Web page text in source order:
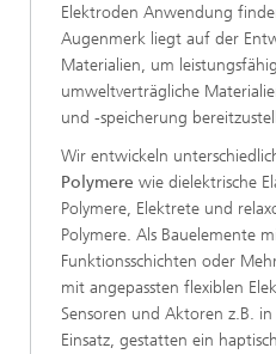
Elektroden Anwendung
Augenmerk liegt auf der
Materialien, um
umweltverträgliche
und -speicherung
Wir entwickeln
Polymere wie dielektrische
Polymere, Elektrete und
Polymere. Als Bauelemente
Funktionsschichten oder
mit angepassten flexiblen
Sensoren und Aktoren z.B.
Einsatz, gestatten ein